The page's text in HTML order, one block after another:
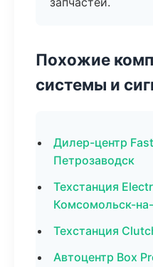
Похожие
системы и
Дилер-центр
Петрозаводск
Техстанция
Комсомольск-
Техстанция
Автоцентр Box